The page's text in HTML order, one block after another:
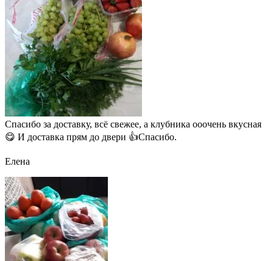
Спасибо за доставку, всё свежее, а клубника ооочень вкусная
😋 И доставка прям до двери 👍Спасибо.
Елена